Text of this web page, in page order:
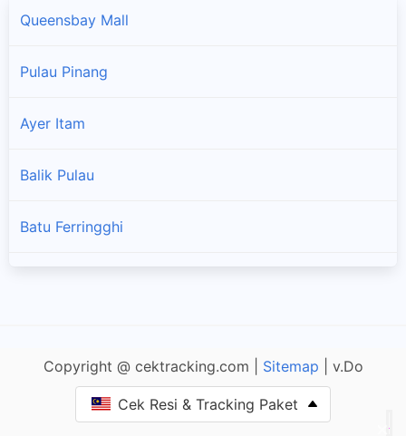
Queensbay Mall
Pulau Pinang
Ayer Itam
Balik Pulau
Batu Ferringghi
Jalan Bagan Luar
Copyright @ cektracking.com | Sitemap | v.Do
Cek Resi & Tracking Paket